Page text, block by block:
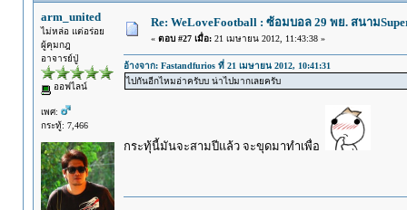
arm_united
ไม่หล่อ แต่อร่อย
ผู้คุมกฎ
อาจารย์ปู่
ออฟไลน์
เพศ:
กระทู้: 7,466
Re: WeLoveFootball : ซ้อมบอล 29 พย. สนาม
« ตอบ #27 เมื่อ:21 เมษายน 2012, 11:43:38 »
อ้างจาก: Fastandfurios ที่ 21 เมษายน 2012, 10:41:31
ไปกันอีกไหมอ่าครับบ น่าไปมากเลยครับ
กระทุ้นี้มันจะสามปีแล้ว จะขุดมาทำเพื่อ